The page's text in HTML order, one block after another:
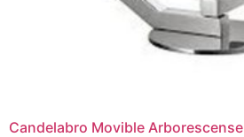
Candelabro Movible Arborescense